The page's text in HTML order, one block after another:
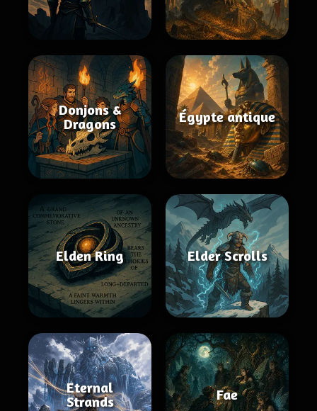
Donjons &
Dragons
Égypte antique
Elden Ring Elder Scrolls
Eternal
Strands
Fae